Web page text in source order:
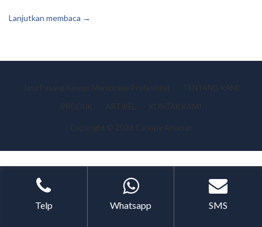
Lanjutkan membaca →
Jasa Pasang Kanopi Membrane Profesional
TENTANG KAMI
PRODUK
ARTIKEL KONTAK KAMI
Copyright © 2026 Canopy Amanah
Telp Whatsapp SMS